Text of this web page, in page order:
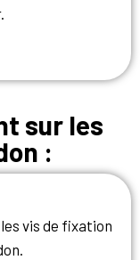
sur les
:
vis de fixation